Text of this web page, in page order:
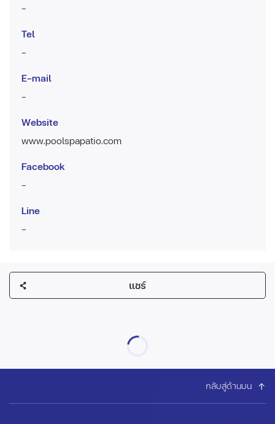
-
Tel
-
E-mail
-
Website
www.poolspapatio.com
Facebook
-
Line
-
แชร์
กลับสู่ด้านบน